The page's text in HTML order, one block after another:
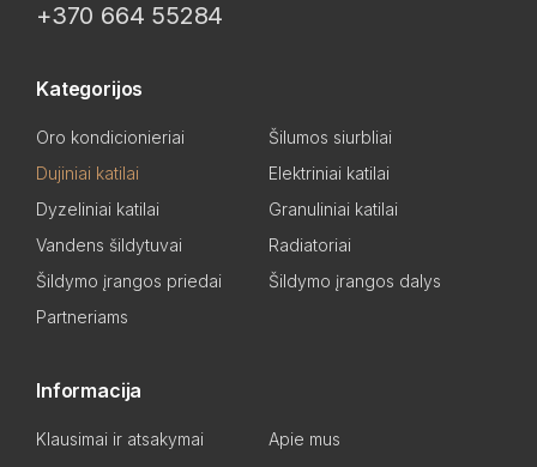
+370 664 55284
Kategorijos
Oro kondicionieriai
Šilumos siurbliai
Dujiniai katilai
Elektriniai katilai
Dyzeliniai katilai
Granuliniai katilai
Vandens šildytuvai
Radiatoriai
Šildymo įrangos priedai
Šildymo įrangos dalys
Partneriams
Informacija
Klausimai ir atsakymai
Apie mus